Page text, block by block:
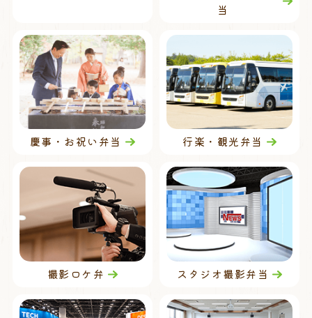
当
慶事・お祝い弁当 行楽・観光弁当
撮影ロケ弁 スタジオ撮影弁当